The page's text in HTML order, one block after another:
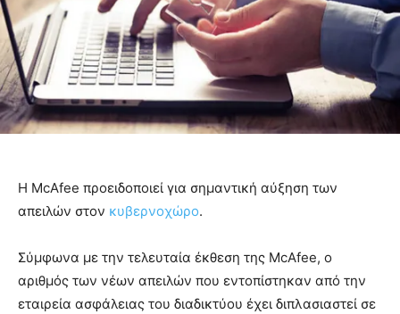
Η McAfee προειδοποιεί για σημαντική αύξηση των
απειλών στον κυβερνοχώρο.
Σύμφωνα με την τελευταία έκθεση της McAfee, ο
αριθμός των νέων απειλών που εντοπίστηκαν από την
εταιρεία ασφάλειας του διαδικτύου έχει διπλασιαστεί σε